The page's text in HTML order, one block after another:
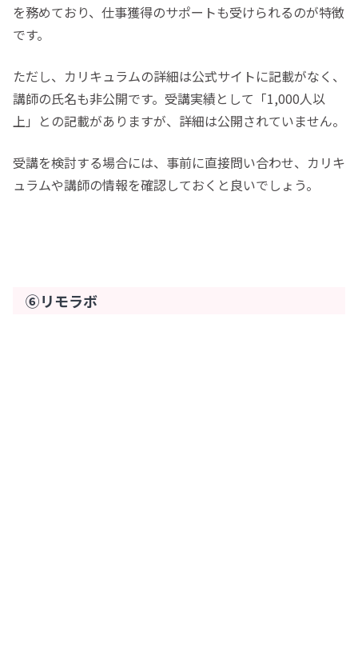
を務めており、仕事獲得のサポートも受けられるのが特徴
です。
ただし、カリキュラムの詳細は公式サイトに記載がなく、
講師の氏名も非公開です。受講実績として「1,000人以
上」との記載がありますが、詳細は公開されていません。
受講を検討する場合には、事前に直接問い合わせ、カリキ
ュラムや講師の情報を確認しておくと良いでしょう。
⑥リモラボ